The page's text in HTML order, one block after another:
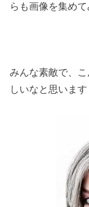
らも画像を集めて
みんな素敵で、
しいなと思います